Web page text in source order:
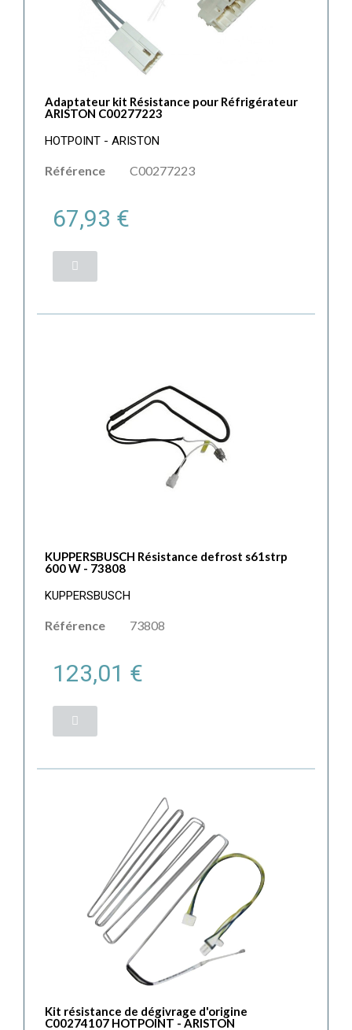
Adaptateur kit Résistance pour Réfrigérateur
ARISTON C00277223
HOTPOINT - ARISTON
Référence C00277223
67,93 €
KUPPERSBUSCH Résistance defrost s61strp
600 W - 73808
KUPPERSBUSCH
Référence 73808
123,01 €
Kit résistance de dégivrage d'origine
C00274107 HOTPOINT - ARISTON